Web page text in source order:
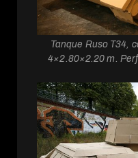
Tanque Ruso T34,
4×2.80×2.20 m.